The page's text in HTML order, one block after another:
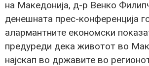
на Македонија, д-р Венко
денешната прес-конференција
алармантните економски
предуреди дека животот во
најскап во државите во